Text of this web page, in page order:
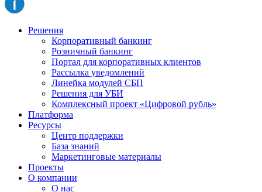
Решения
Корпоративный банкинг
Розничный банкинг
Портал для корпоративных клиентов
Рассылка уведомлений
Линейка модулей СБП
Решения для УБИ
Комплексный проект «Цифровой рубль»
Платформа
Ресурсы
Центр поддержки
База знаний
Маркетинговые материалы
Проекты
О компании
О нас